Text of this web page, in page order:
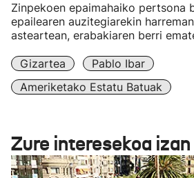
Zinpekoen epaimahaiko pertsona
epailearen auzitegiarekin
asteartean, erabakiaren berri
Gizartea
Pablo Ibar
Ameriketako Estatu Batuak
Zure interesekoa